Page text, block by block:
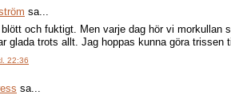
sa...
blött och fuktigt. Men varje dag hör vi
glada trots allt. Jag hoppas kunna göra trissen
22:36
sa...